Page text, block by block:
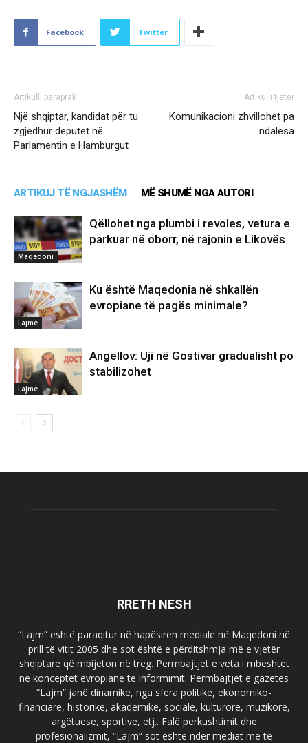
Facebook Twitter
Artikulli paraprak
Një shqiptar, kandidat për tu
zgjedhur deputet në
Parlamentin e Hamburgut
Artikulli tjetër
Komunikacioni zhvillohet pa
ndalesa
ARTIKUJ TË NGJASHËM MË SHUMË NGA AUTORI
Maqedoni
Qëllohet nga plumbi i revoles, vetura e
parkuar në oborr, në rajonin e Likovës
Lajme
Ku është Maqedonia në shkallën
evropiane të pagës minimale?
Lajme
Angellov: Uji në Gostivar gradualisht po
stabilizohet
RRETH NESH
“Lajm” është paraqitur në hapësirën mediale në Maqedoni në
prill të vitit 2005 dhe sot është e përditshmja më e vjetër
shqiptare që mbijeton në treg. Përmbajtjet e veta i mbështet
në konceptet evropiane të informimit. Përmbajtjet e gazetës
“Lajm” janë dinamike, nga sfera politike, ekonomiko-
financiare, historike, akademike, sociale, kulturore, muzikore,
argëtuese, sportive, etj.. Falë përkushtimit dhe
profesionalizmit, “Lajm” sot është ndër mediat më të